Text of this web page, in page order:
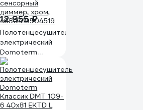
12 955 ₽
Полотенцесушитель
электрический
Domoterm
Классик DMT 109-
6 40x81 EKTD R
сенсорный
диммер, хром,
4680419504519